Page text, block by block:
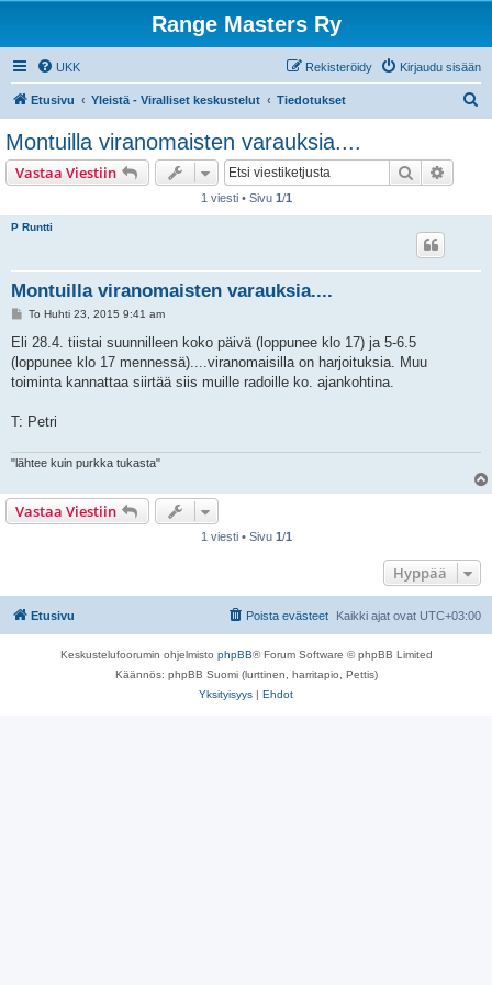
Range Masters Ry
UKK Kirjaudu sisään
Rekisteröidy
Etusivu Yleistä - Viralliset keskustelut Tiedotukset
Montuilla viranomaisten varauksia....
Vastaa Viestiin Etsi
1 viesti • Sivu 1/1
P Runtti
Montuilla viranomaisten varauksia....
V
e
t
i
To Huhti 23, 2015 9:41 am
Eli 28.4. tiistai suunnilleen koko päivä (loppunee klo 17) ja 5-6.5
(loppunee klo 17 mennessä)....viranomaisilla on harjoituksia. Muu
toiminta kannattaa siirtää siis muille radoille ko. ajankohtina.
T: Petri
"lähtee kuin purkka tukasta"
Vastaa Viestiin
1 viesti • Sivu 1/1
Hyppää
Etusivu Kaikki ajat ovat UTC+03:00
Poista evästeet
Keskustelufoorumin ohjelmisto phpBB® Forum Software © phpBB Limited
Käännös: phpBB Suomi (lurttinen, harritapio, Pettis)
Yksityisyys | Ehdot